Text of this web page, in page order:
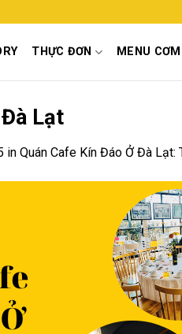
THỰC ĐƠN MENU
Lạt
in Quán Cafe Kín Đáo Ở Đà Lạt: